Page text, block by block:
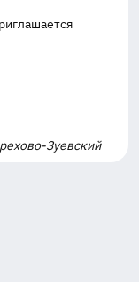
Зуевский